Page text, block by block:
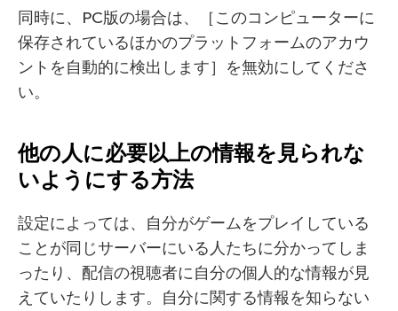
同時に、PC版の場合は、［このコンピューターに
保存されているほかのプラットフォームのアカウ
ントを自動的に検出します］を無効にしてくださ
い。
他の人に必要以上の情報を見られな
いようにする方法
設定によっては、自分がゲームをプレイしている
ことが同じサーバーにいる人たちに分かってしま
ったり、配信の視聴者に自分の個人的な情報が見
えていたりします。自分に関する情報を知らない